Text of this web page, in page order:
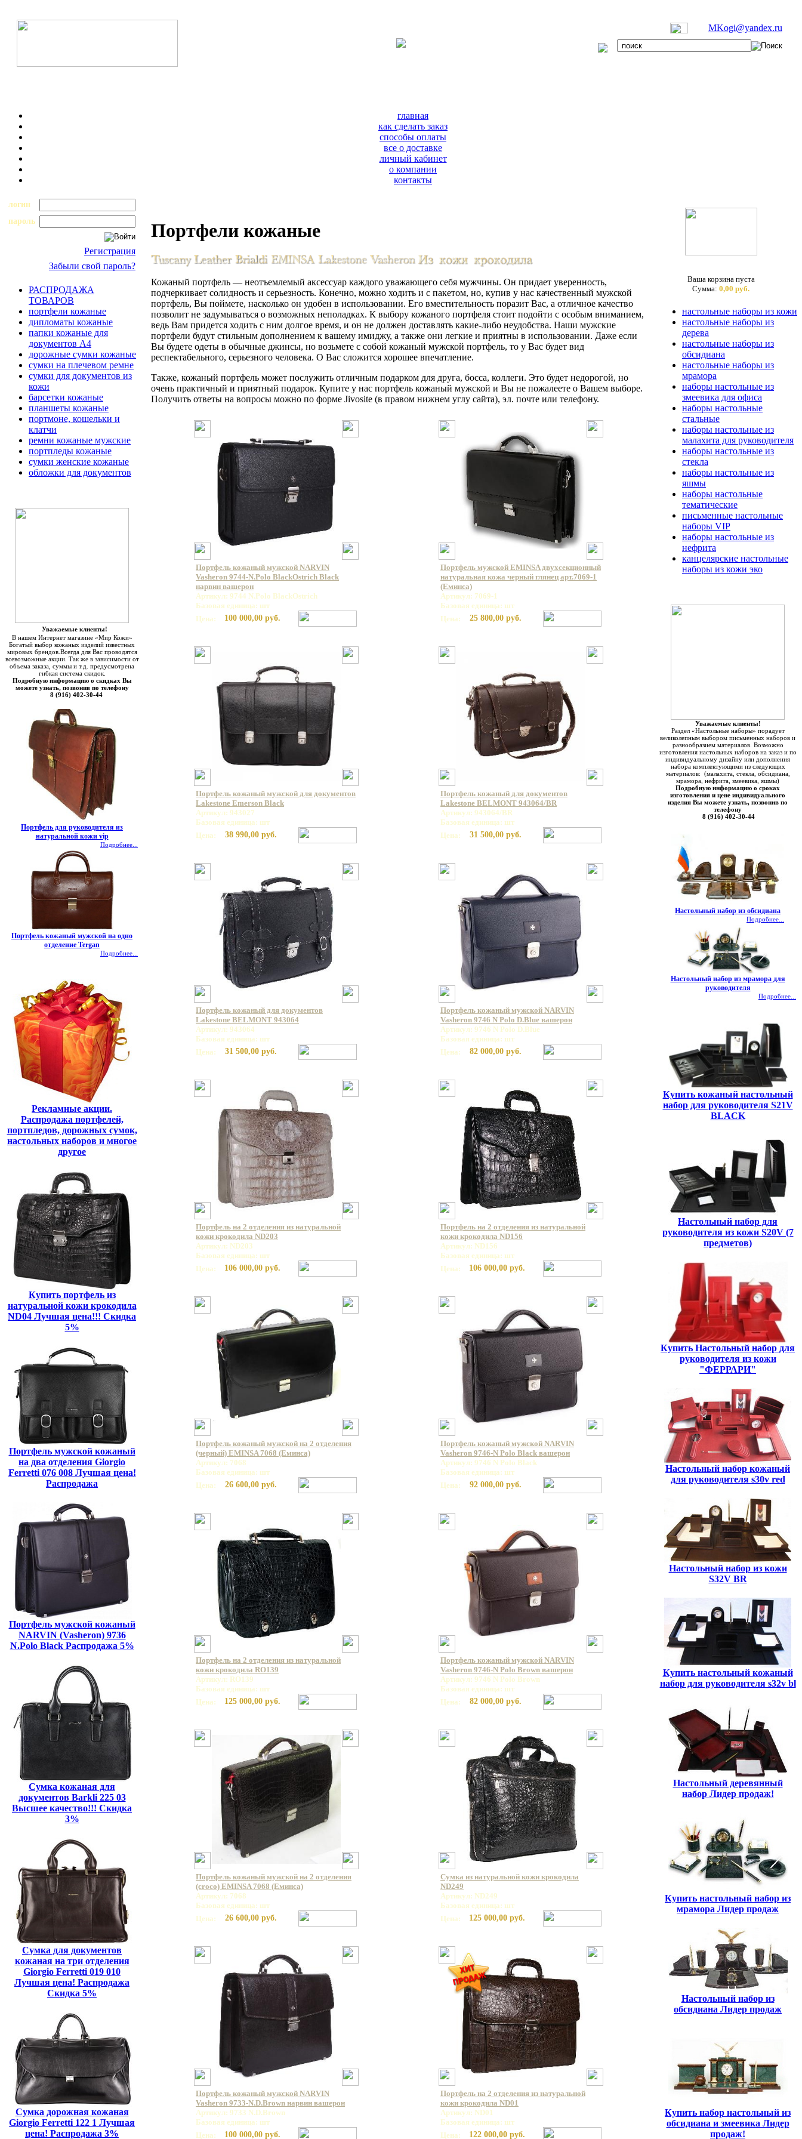
MKogi@yandex.ru
главная
как сделать заказ
способы оплаты
все о доставке
личный кабинет
о компании
контакты
логин
пароль
Регистрация
Забыли свой пароль?
РАСПРОДАЖА
ТОВАРОВ
портфели кожаные
дипломаты кожаные
папки кожаные для
документов А4
дорожные сумки кожаные
сумки на плечевом ремне
сумки для документов из
кожи
барсетки кожаные
планшеты кожаные
портмоне, кошельки и
клатчи
ремни кожаные мужские
портпледы кожаные
сумки женские кожаные
обложки для документов
Уважаемые клиенты!
В нашем Интернет магазине «Мир Кожи»
Богатый выбор кожаных изделий известных
мировых брендов.Всегда для Вас проводятся
всевозможные акции. Так же в зависимости от
объема заказа, суммы и т.д. предусмотрена
гибкая система скидок.
Подробную информацию о скидках Вы
можете узнать, позвонив по телефону
8 (916) 402-30-44
Портфель для руководителя из
натуральной кожи vip
Подробнее...
Портфель кожаный мужской на одно
отделение Tergan
Подробнее...
Рекламные акции.
Распродажа портфелей,
портпледов, дорожных сумок,
настольных наборов и многое
другое
Купить портфель из
натуральной кожи крокодила
ND04 Лучшая цена!!! Скидка
5%
Портфель мужской кожаный
на два отделения Giorgio
Ferretti 076 008 Лучшая цена!
Распродажа
Портфель мужской кожаный
NARVIN (Vasheron) 9736
N.Polo Black Распродажа 5%
Сумка кожаная для
документов Barkli 225 03
Высшее качество!!! Скидка
3%
Сумка для документов
кожаная на три отделения
Giorgio Ferretti 019 010
Лучшая цена! Распродажа
Скидка 5%
Сумка дорожная кожаная
Giorgio Ferretti 122 1 Лучшая
цена! Распродажа 3%
Портфели кожаные
Кожаный портфель — неотъемлемый аксессуар каждого уважающего себя мужчины. Он придает уверенность,
подчеркивает солидность и серьезность. Конечно, можно ходить и с пакетом, но, купив у нас качественный мужской
портфель, Вы поймете, насколько он удобен в использовании. Его вместительность поразит Вас, а отличное качество
позволит не задумываться о возможных неполадках. К выбору кожаного портфеля стоит подойти с особым вниманием,
ведь Вам придется ходить с ним долгое время, и он не должен доставлять какие-либо неудобства. Наши мужские
портфели будут стильным дополнением к вашему имиджу, а также они легкие и приятны в использовании. Даже если
Вы будете одеты в обычные джинсы, но возьмете с собой кожаный мужской портфель, то у Вас будет вид
респектабельного, серьезного человека. О Вас сложится хорошее впечатление.
Также, кожаный портфель может послужить отличным подарком для друга, босса, коллеги. Это будет недорогой, но
очень практичный и приятный подарок. Купите у нас портфель кожаный мужской и Вы не пожалеете о Вашем выборе.
Получить ответы на вопросы можно по форме Jivosite (в правом нижнем углу сайта), эл. почте или телефону.
Портфель кожаный мужской NARVIN
Vasheron 9744-N.Polo BlackOstrich Black
нарвин вашерон
Артикул: 9744 N.Polo BlackOstrich
Базовая единица: шт
Цена:
100 000,00 руб.
Портфель мужской EMINSA двухсекционный
натуральная кожа черный глянец арт.7069-1
(Еминса)
Артикул: 7069-1
Базовая единица: шт
Цена:
25 800,00 руб.
Портфель кожаный мужской для документов
Lakestone Emerson Black
Артикул: 943027
Базовая единица: шт
Цена:
38 990,00 руб.
Портфель кожаный для документов
Lakestone BELMONT 943064/BR
Артикул: 943064/BR
Базовая единица: шт
Цена:
31 500,00 руб.
Портфель кожаный для документов
Lakestone BELMONT 943064
Артикул: 943064
Базовая единица: шт
Цена:
31 500,00 руб.
Портфель кожаный мужской NARVIN
Vasheron 9746 N Polo D.Blue вашерон
Артикул: 9746 N Polo D.Blue
Базовая единица: шт
Цена:
82 000,00 руб.
Портфель на 2 отделения из натуральной
кожи крокодила ND203
Артикул: ND203
Базовая единица: шт
Цена:
106 000,00 руб.
Портфель на 2 отделения из натуральной
кожи крокодила ND156
Артикул: ND156
Базовая единица: шт
Цена:
106 000,00 руб.
Портфель кожаный мужской на 2 отделения
(черный) EMINSA 7068 (Еминса)
Артикул: 7068
Базовая единица: шт
Цена:
26 600,00 руб.
Портфель кожаный мужской NARVIN
Vasheron 9746-N Polo Black вашерон
Артикул: 9746 N Polo Black
Базовая единица: шт
Цена:
92 000,00 руб.
Портфель на 2 отделения из натуральной
кожи крокодила RO139
Артикул: RO139
Базовая единица: шт
Цена:
125 000,00 руб.
Портфель кожаный мужской NARVIN
Vasheron 9746-N Polo Brown вашерон
Артикул: 9746 N Polo Brown
Базовая единица: шт
Цена:
82 000,00 руб.
Портфель кожаный мужской на 2 отделения
(croco) EMINSA 7068 (Еминса)
Артикул: 7068
Базовая единица: шт
Цена:
26 600,00 руб.
Cумка из натуральной кожи крокодила
ND249
Артикул: ND249
Базовая единица: шт
Цена:
125 000,00 руб.
Портфель кожаный мужской NARVIN
Vasheron 9733-N.D.Brown нарвин вашерон
Артикул: 9733 N.D.Brown
Базовая единица: шт
Цена:
100 000,00 руб.
Портфель на 2 отделения из натуральной
кожи крокодила ND01
Артикул: ND01
Базовая единица: шт
Цена:
122 000,00 руб.
Ваша корзина пуста
Сумма: 0,00 руб.
настольные наборы из кожи
настольные наборы из
дерева
настольные наборы из
обсидиана
настольные наборы из
мрамора
наборы настольные из
змеевика для офиса
наборы настольные
стальные
наборы настольные из
малахита для руководителя
наборы настольные из
стекла
наборы настольные из
яшмы
наборы настольные
тематические
письменные настольные
наборы VIP
наборы настольные из
нефрита
канцелярские настольные
наборы из кожи эко
Уважаемые клиенты!
Раздел «Настольные наборы» порадует
великолепным выбором письменных наборов и
разнообразием материалов. Возможно
изготовления настольных наборов на заказ и по
индивидуальному дизайну или дополнения
набора комплектующими из следующих
материалов: (малахита, стекла, обсидиана,
мрамора, нефрита, змеевика, яшмы)
Подробную информацию о сроках
изготовления и цене индивидуального
изделия Вы можете узнать, позвонив по
телефону
8 (916) 402-30-44
Настольный набор из обсидиана
Подробнее...
Настольный набор из мрамора для
руководителя
Подробнее...
Купить кожаный настольный
набор для руководителя S21V
BLACK
Настольный набор для
руководителя из кожи S20V (7
предметов)
Купить Настольный набор для
руководителя из кожи
"ФЕРРАРИ"
Настольный набор кожаный
для руководителя s30v red
Настольный набор из кожи
S32V BR
Купить настольный кожаный
набор для руководителя s32v bl
Настольный деревянный
набор Лидер продаж!
Купить настольный набор из
мрамора Лидер продаж
Настольный набор из
обсидиана Лидер продаж
Купить набор настольный из
обсидиана и змеевика Лидер
продаж!